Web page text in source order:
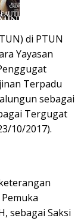
di PTUN
Yayasan
Terpadu
sebagai
Tergugat
10/2017).
sebagai Saksi